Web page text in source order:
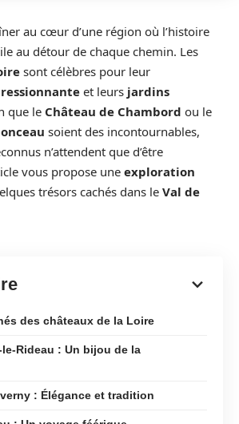
au cœur d’une région où l’histoire
au détour de chaque chemin. Les
sont célèbres pour leur
et leurs jardins
que le Château de Chambord ou le
soient des incontournables,
n’attendent que d’être
vous propose une exploration
trésors cachés dans le Val de
des châteaux de la Loire
le-Rideau : Un bijou de la
: Élégance et tradition